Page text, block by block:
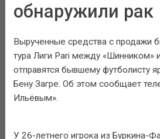
обнаружили рак
Вырученные средства с продажи
тура Лиги Pari между «Шинником»
отправятся бывшему футболисту
Бену Загре. Об этом сообщает
Ильёвым».
У 26-летнего игрока из Буркина-